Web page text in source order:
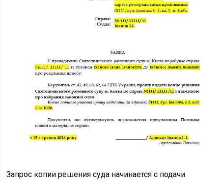
Запрос копии решения суда начинается с подачи